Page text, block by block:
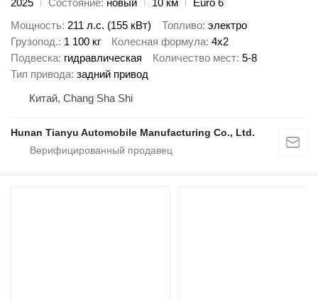
2025
Состояние новый 10 км
Euro 6
Мощность 211 л.с. (155 кВт) Топливо электро
Грузопод. 1 100 кг Колесная формула 4x2
Подвеска гидравлическая Количество мест 5-8
Тип привода задний привод
Китай, Chang Sha Shi
Hunan Tianyu Automobile Manufacturing Co., Ltd.